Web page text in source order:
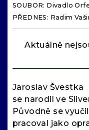
SOUBOR: Divadlo
PŘEDNES: Radim
Aktuálně
Jaroslav Švestka
se narodil ve
Původně se
pracoval jako